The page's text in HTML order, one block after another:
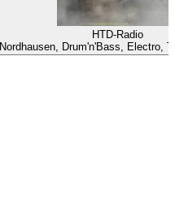
HTD-Radio
Nordhausen, Drum'n'Bass, Electro,